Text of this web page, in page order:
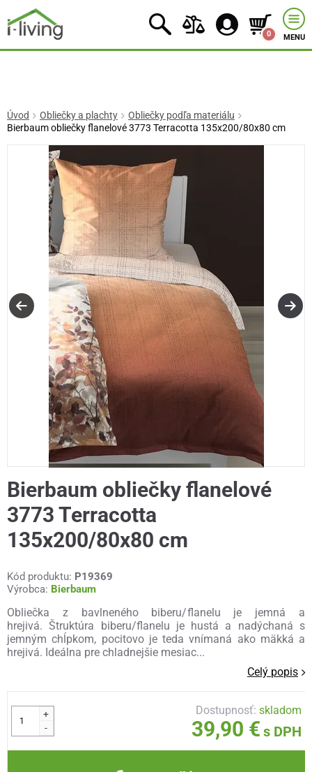
0 MENU
Úvod Obliečky a plachty
Obliečky podľa materiálu
Bierbaum obliečky flanelové 3773 Terracotta 135x200/80x80 cm
Bierbaum obliečky flanelové
3773 Terracotta
135x200/80x80 cm
Kód produktu: P19369
Výrobca: Bierbaum
Obliečka z bavlneného biberu/flanelu je jemná a
hrejivá. Štruktúra biberu/flanelu je hustá a nadýchaná s
jemným chĺpkom, pocitovo je teda vnímaná ako mäkká a
hrejivá. Ideálna pre chladnejšie mesiac...
Celý popis
+
-
Dostupnosť:skladom
39,90 € s DPH